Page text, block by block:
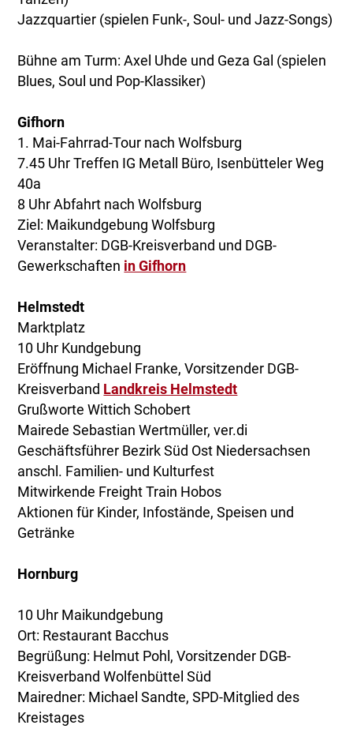
Jazzquartier (spielen Funk-, Soul- und Jazz-Songs)
Bühne am Turm: Axel Uhde und Geza Gal (spielen
Blues, Soul und Pop-Klassiker)
Gifhorn
1. Mai-Fahrrad-Tour nach Wolfsburg
7.45 Uhr Treffen IG Metall Büro, Isenbütteler Weg
40a
8 Uhr Abfahrt nach Wolfsburg
Ziel: Maikundgebung Wolfsburg
Veranstalter: DGB-Kreisverband und DGB-
Gewerkschaften in Gifhorn
Helmstedt
Marktplatz
10 Uhr Kundgebung
Eröffnung Michael Franke, Vorsitzender DGB-
Kreisverband Landkreis Helmstedt
Grußworte Wittich Schobert
Mairede Sebastian Wertmüller, ver.di
Geschäftsführer Bezirk Süd Ost Niedersachsen
anschl. Familien- und Kulturfest
Mitwirkende Freight Train Hobos
Aktionen für Kinder, Infostände, Speisen und
Getränke
Hornburg
10 Uhr Maikundgebung
Ort: Restaurant Bacchus
Begrüßung: Helmut Pohl, Vorsitzender DGB-
Kreisverband Wolfenbüttel Süd
Mairedner: Michael Sandte, SPD-Mitglied des
Kreistages